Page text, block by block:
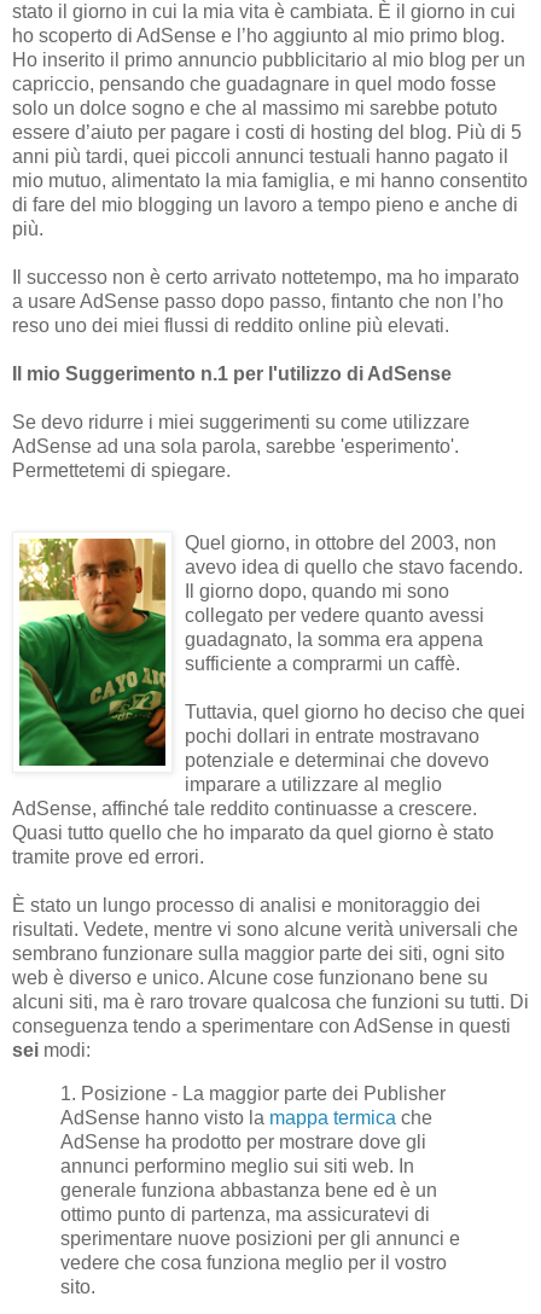
stato il giorno in cui la mia vita è cambiata. È il giorno in cui
ho scoperto di AdSense e l’ho aggiunto al mio primo blog.
Ho inserito il primo annuncio pubblicitario al mio blog per un
capriccio, pensando che guadagnare in quel modo fosse
solo un dolce sogno e che al massimo mi sarebbe potuto
essere d’aiuto per pagare i costi di hosting del blog. Più di 5
anni più tardi, quei piccoli annunci testuali hanno pagato il
mio mutuo, alimentato la mia famiglia, e mi hanno consentito
di fare del mio blogging un lavoro a tempo pieno e anche di
più.
Il successo non è certo arrivato nottetempo, ma ho imparato
a usare AdSense passo dopo passo, fintanto che non l’ho
reso uno dei miei flussi di reddito online più elevati.
Il mio Suggerimento n.1 per l'utilizzo di AdSense
Se devo ridurre i miei suggerimenti su come utilizzare
AdSense ad una sola parola, sarebbe 'esperimento'.
Permettetemi di spiegare.
Quel giorno, in ottobre del 2003, non
avevo idea di quello che stavo facendo.
Il giorno dopo, quando mi sono
collegato per vedere quanto avessi
guadagnato, la somma era appena
sufficiente a comprarmi un caffè.
Tuttavia, quel giorno ho deciso che quei
pochi dollari in entrate mostravano
potenziale e determinai che dovevo
imparare a utilizzare al meglio
AdSense, affinché tale reddito continuasse a crescere.
Quasi tutto quello che ho imparato da quel giorno è stato
tramite prove ed errori.
È stato un lungo processo di analisi e monitoraggio dei
risultati. Vedete, mentre vi sono alcune verità universali che
sembrano funzionare sulla maggior parte dei siti, ogni sito
web è diverso e unico. Alcune cose funzionano bene su
alcuni siti, ma è raro trovare qualcosa che funzioni su tutti. Di
conseguenza tendo a sperimentare con AdSense in questi
sei modi:
1. Posizione - La maggior parte dei Publisher
AdSense hanno visto la mappa termica che
AdSense ha prodotto per mostrare dove gli
annunci performino meglio sui siti web. In
generale funziona abbastanza bene ed è un
ottimo punto di partenza, ma assicuratevi di
sperimentare nuove posizioni per gli annunci e
vedere che cosa funziona meglio per il vostro
sito.